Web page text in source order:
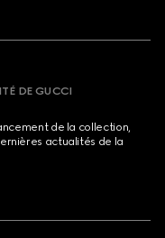
DE GUCCI
de la collection,
actualités de la